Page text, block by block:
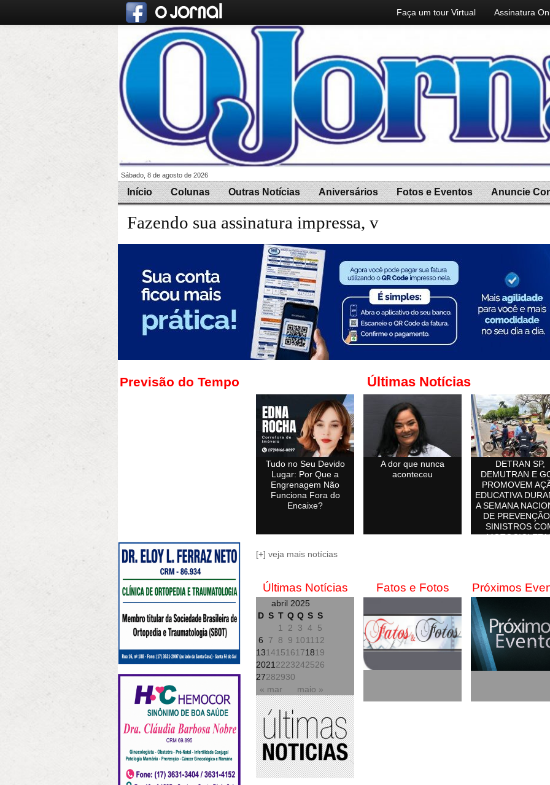
Faça um tour Virtual Assinatura
Sábado, 8 de agosto de 2026
Início Colunas Outras Notícias Aniversários Fotos e Eventos Anuncie
Fazendo sua assinatura impressa, você ganha a
Previsão do Tempo Últimas Notícias
Tudo no Seu Devido
Lugar: Por Que a
Engrenagem Não
Funciona Fora do
Encaixe?
A dor que nunca
aconteceu
DETRAN SP,
DEMUTRAN E
PROMOVEM
EDUCATIVA
A SEMANA
DE
SINISTROS
[+] veja mais notícias
Últimas Notícias
abril 2025
D S T Q Q S S
« mar maio »
1 2 3 4
5
6
7 8 9 1011 12
13141516171819
2021 2223242526
27282930
Fatos e Fotos Próximos